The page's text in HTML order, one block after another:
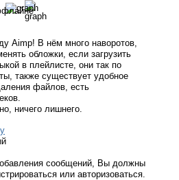
Aimp! В нём много наворотов,
обложки, если загрузить
в плейлисте, они так по
также существует удобное
файлов, есть
ничего лишнего.
сообщений, Вы должны
или авторизоваться.